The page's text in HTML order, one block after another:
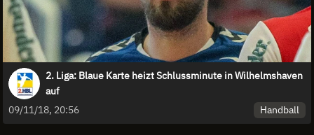
2. Liga: Blaue Karte heizt Schlussminute in Wilhelmshaven
auf
09/11/18, 20:56
Handball